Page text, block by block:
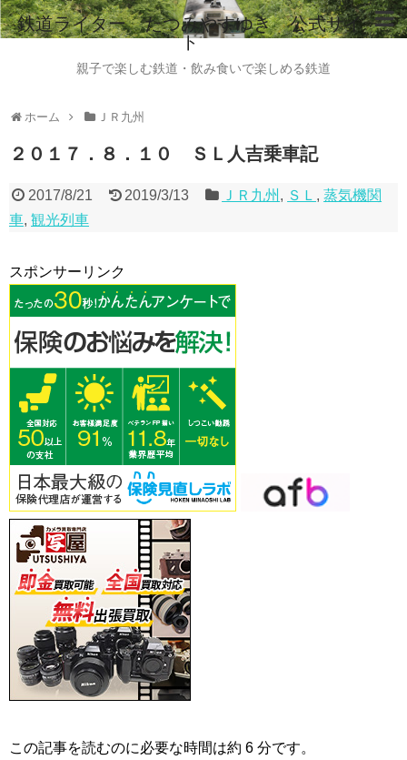
鉄道ライター たつみやすゆき 公式サイ
ト
親子で楽しむ鉄道・飲み食いで楽しめる鉄道
ホーム ＪＲ九州
２０１７．８．１０ ＳＬ人吉乗車記
2017/8/21 2019/3/13 ＪＲ九州 , ＳＬ ,蒸気機関
車, 観光列車
スポンサーリンク
この記事を読むのに必要な時間は約 6 分です。
全国のビール列車情報（2015.8現在）